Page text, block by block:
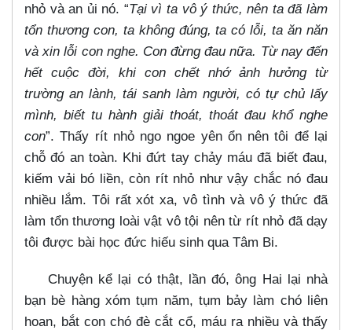
nhỏ và an ủi nó. “Tại vì ta vô ý thức, nên ta đã làm
tổn thương con, ta không đúng, ta có lỗi, ta ăn năn
và xin lỗi con nghe. Con đừng đau nữa. Từ nay đến
hết cuộc đời, khi con chết nhớ ảnh hưởng từ
trường an lành, tái sanh làm người, có tự chủ lấy
mình, biết tu hành giải thoát, thoát đau khổ nghe
con”. Thấy rít nhỏ ngo ngoe yên ổn nên tôi để lại
chỗ đó an toàn. Khi đứt tay chảy máu đã biết đau,
kiếm vải bó liền, còn rít nhỏ như vậy chắc nó đau
nhiều lắm. Tôi rất xót xa, vô tình và vô ý thức đã
làm tổn thương loài vật vô tội nên từ rít nhỏ đã dạy
tôi được bài học đức hiếu sinh qua Tâm Bi.
Chuyện kể lại có thật, lần đó, ông Hai lại nhà
bạn bè hàng xóm tụm năm, tụm bảy làm chó liên
hoan, bắt con chó đè cắt cổ, máu ra nhiều và thấy